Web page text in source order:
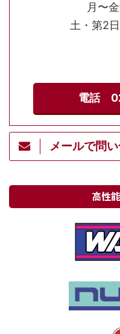
月〜
土・第2
電話
メールで問
高性